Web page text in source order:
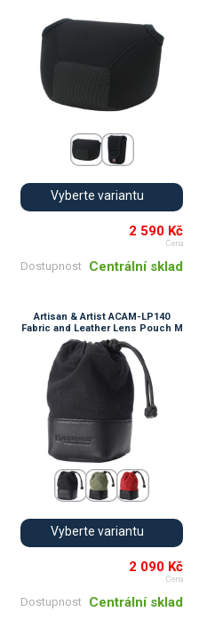
Vyberte variantu
2 590 Kč
Cena
Dostupnost Centrální sklad
Artisan & Artist ACAM-LP140
Fabric and Leather Lens Pouch M
Vyberte variantu
2 090 Kč
Cena
Dostupnost Centrální sklad